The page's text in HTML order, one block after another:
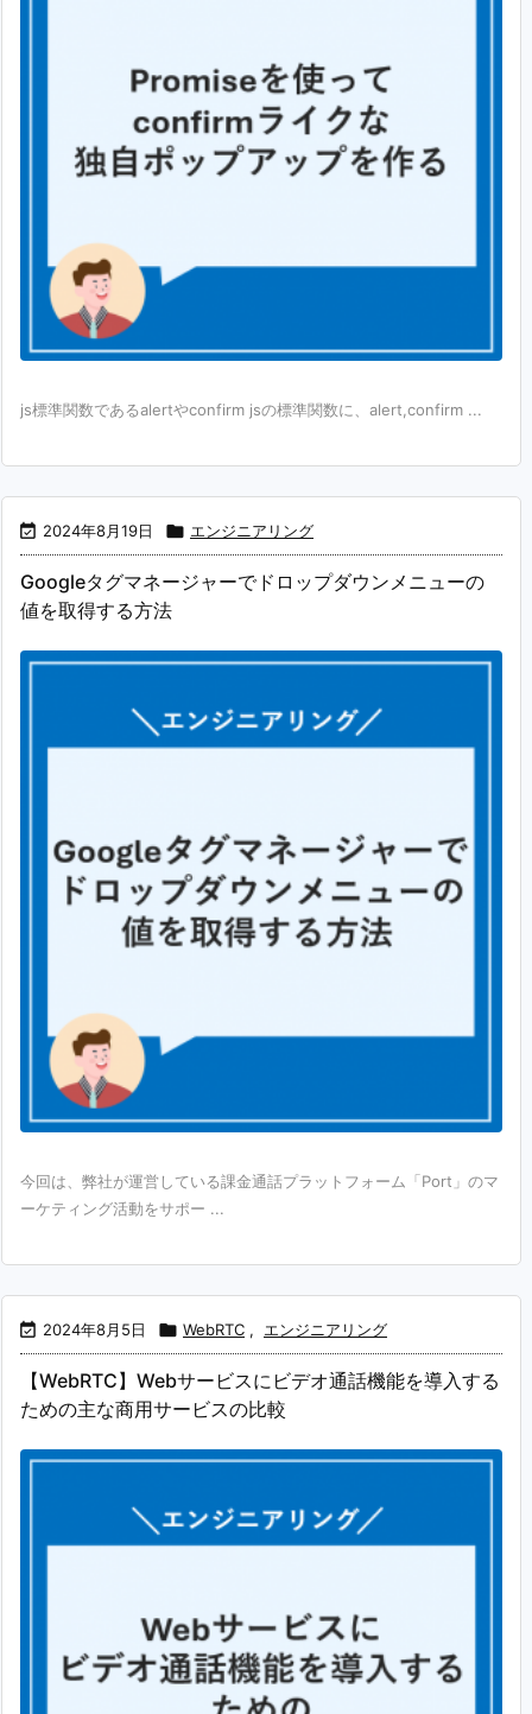
js標準関数であるalertやconfirm jsの標準関数に、alert,confirm ...
 2024年8月19日  エンジニアリング
Googleタグマネージャーでドロップダウンメニューの
値を取得する方法
今回は、弊社が運営している課金通話プラットフォーム「Port」のマ
ーケティング活動をサポー ...
 2024年8月5日  WebRTC , エンジニアリング
【WebRTC】Webサービスにビデオ通話機能を導入する
ための主な商用サービスの比較